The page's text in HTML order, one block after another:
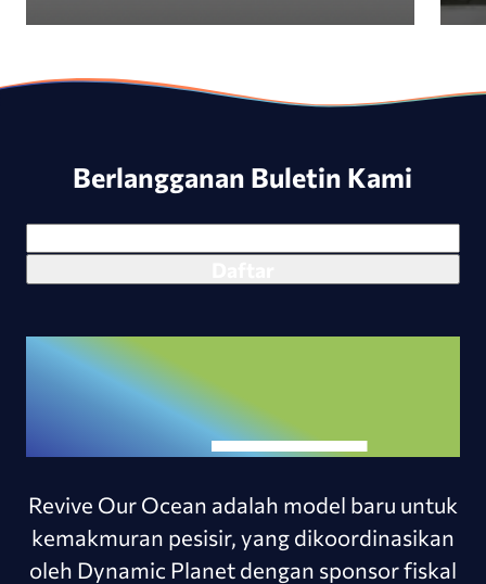
Berlangganan Buletin Kami
Revive Our Ocean adalah model baru untuk
kemakmuran pesisir, yang dikoordinasikan
oleh Dynamic Planet dengan sponsor fiskal